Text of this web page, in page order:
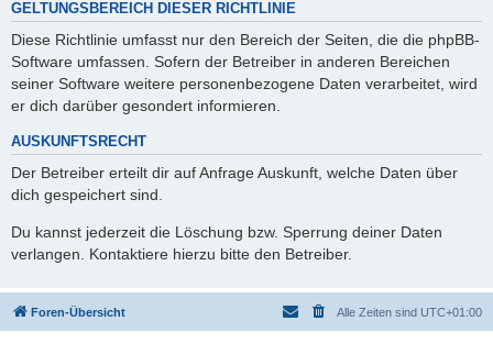
GELTUNGSBEREICH DIESER RICHTLINIE
Diese Richtlinie umfasst nur den Bereich der Seiten, die die phpBB-
Software umfassen. Sofern der Betreiber in anderen Bereichen
seiner Software weitere personenbezogene Daten verarbeitet, wird
er dich darüber gesondert informieren.
AUSKUNFTSRECHT
Der Betreiber erteilt dir auf Anfrage Auskunft, welche Daten über
dich gespeichert sind.
Du kannst jederzeit die Löschung bzw. Sperrung deiner Daten
verlangen. Kontaktiere hierzu bitte den Betreiber.
Foren-Übersicht Alle Zeiten sind UTC+01:00